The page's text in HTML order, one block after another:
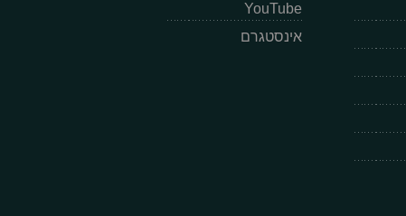
YouTube
אינסטגרם